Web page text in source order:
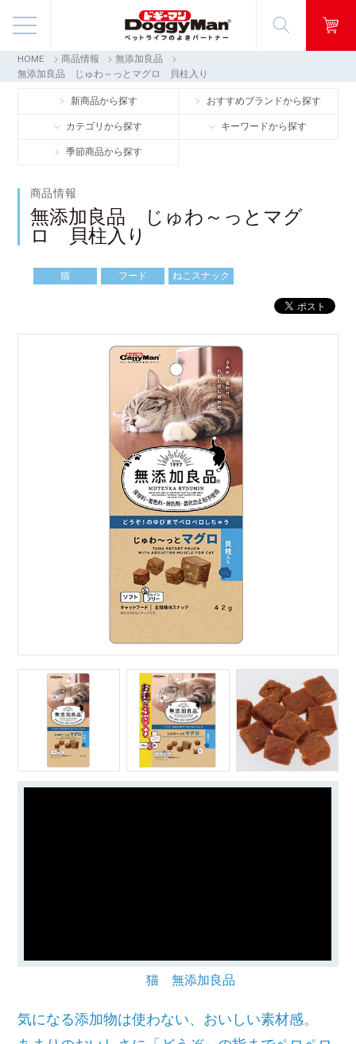
商品情報
映像ギャラリー
知る・楽しむ
お客様窓口・Q＆A
会社情報
採用情報
HOME 商品情報
無添加良品
無添加良品 じゅわ～っとマグロ 貝柱入り
新商品から探す おすすめブランドから探す
カテゴリから探す キーワードから探す
季節商品から探す
商品情報
無添加良品 じゅわ～っとマグ
ロ 貝柱入り
猫 フード ねこスナック
猫 無添加良品
気になる添加物は使わない、おいしい素材感。